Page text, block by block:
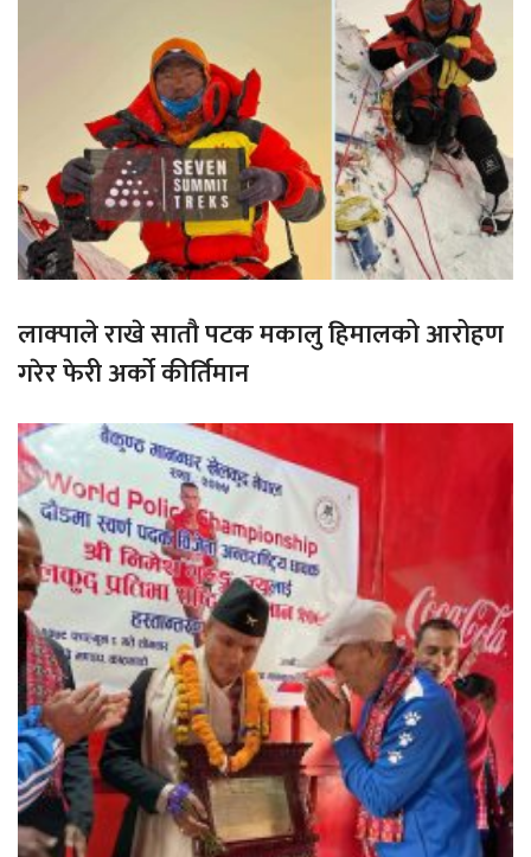
लाक्पाले राखे सातौ पटक मकालु हिमालको आरोहण
गरेर फेरी अर्को कीर्तिमान